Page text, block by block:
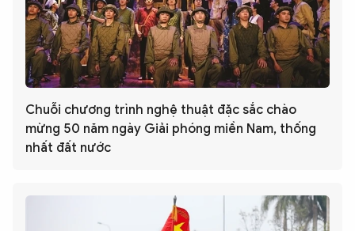
Chuỗi chương trình nghệ thuật đặc sắc chào
mừng 50 năm ngày Giải phóng miền Nam, thống
nhất đất nước